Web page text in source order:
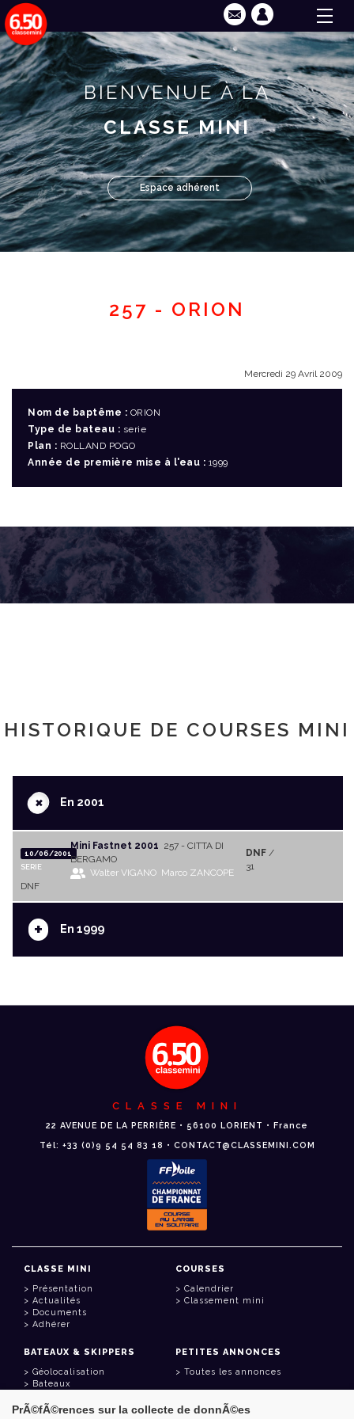
BIENVENUE À LA
CLASSE MINI
Espace adhérent
257 - ORION
Mercredi 29 Avril 2009
Nom de baptême : ORION
Type de bateau : serie
Plan : ROLLAND POGO
Année de première mise à l'eau : 1999
HISTORIQUE DE COURSES MINI
+En 2001
10/06/2001
SERIE
Mini Fastnet 2001 257 - CITTA DI
BERGAMO
Walter VIGANO Marco ZANCOPE
DNF/
31
DNF
+ En 1999
CLASSE MINI
22 AVENUE DE LA PERRIÈRE • 56100 LORIENT • France
Tél: +33 (0)9 54 54 83 18 • CONTACT@CLASSEMINI.COM
CLASSE MINI
Présentation
Actualités
Documents
Adhérer
COURSES
Calendrier
Classement mini
BATEAUX & SKIPPERS
Géolocalisation
Bateaux
PETITES ANNONCES
Toutes les annonces
PrÃ©fÃ©rences sur la collecte de donnÃ©es